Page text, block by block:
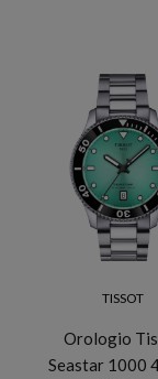
TISSOT
Orologio
Seastar 1000